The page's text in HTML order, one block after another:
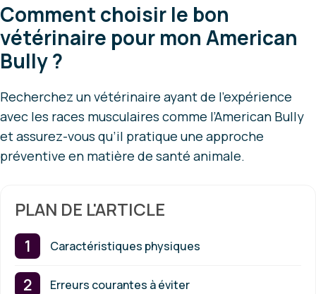
Comment choisir le bon
vétérinaire pour mon American
Bully ?
Recherchez un vétérinaire ayant de l’expérience
avec les races musculaires comme l’American Bully
et assurez-vous qu’il pratique une approche
préventive en matière de santé animale.
PLAN DE L'ARTICLE
Caractéristiques physiques
Erreurs courantes à éviter